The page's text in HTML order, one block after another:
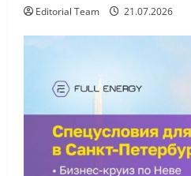
Editorial Team 21.07.2026